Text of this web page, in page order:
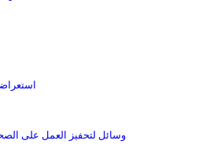
وسائل لتحفيز العمل على